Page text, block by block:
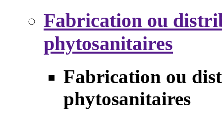
Fabrication ou
phytosanitaires
Fabrication ou
phytosanitaires